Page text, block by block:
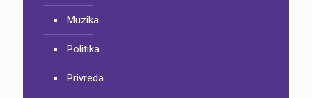
Muzika
Politika
Privreda